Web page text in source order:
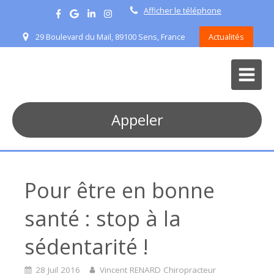
Afficher le téléphone
29 Boulevard du Mail, 89100 Sens, France Actualités
Appeler
Pour être en bonne
santé : stop à la
sédentarité !
28 Juil 2016 Vincent RENARD Chiropracteur